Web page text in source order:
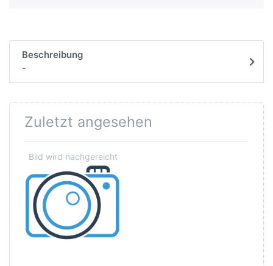
Beschreibung
-
Zuletzt angesehen